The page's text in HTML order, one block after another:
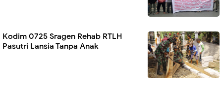
Kodim 0725 Sragen Rehab RTLH
Pasutri Lansia Tanpa Anak